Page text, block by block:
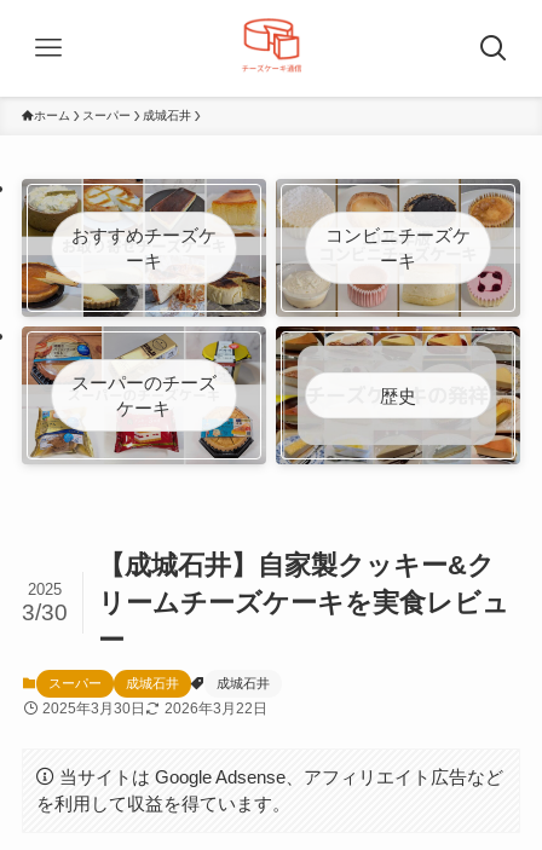
ホーム スーパー 成城石井
おすすめチーズケ
ーキ
コンビニチーズケ
ーキ
スーパーのチーズ
ケーキ
歴史
【成城石井】自家製クッキー&ク
リームチーズケーキを実食レビュ
ー
2025
3/30
スーパー 成城石井 成城石井
2025年3月30日 2026年3月22日
当サイトは Google Adsense、アフィリエイト広告など
を利用して収益を得ています。